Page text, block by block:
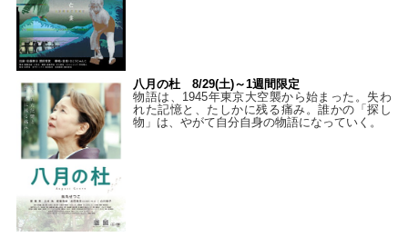
八月の杜 8/29(土)～1週間限定
物語は、1945年東京大空襲から始まった。失わ
れた記憶と、たしかに残る痛み。誰かの「探し
物」は、やがて自分自身の物語になっていく。